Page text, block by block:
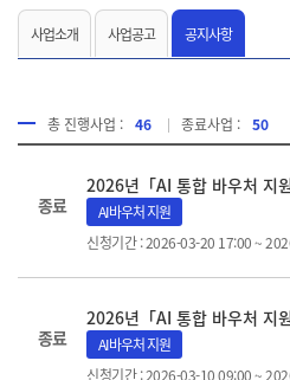
사업소개 사업공고 공지사항
총 진행사업 : 46 종료사업 : 50
종료
AI바우처 지원
신청기간 : 2026-03-20 17:00 ~
종료
AI바우처 지원
신청기간 : 2026-03-10 09:00 ~